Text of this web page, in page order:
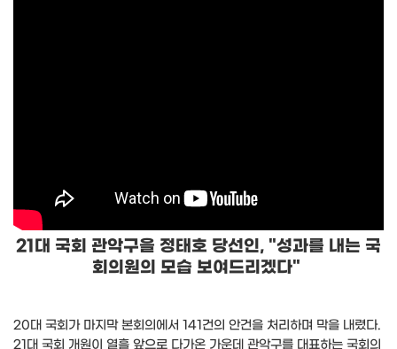
21대 국회 관악구을 정태호 당선인, "성과를 내는 국
회의원의 모습 보여드리겠다"
20대 국회가 마지막 본회의에서 141 건의 안건을 처리하며 막을 내렸다.
21 대 국회 개원이 열흘 앞으로 다가온 가운데 관악구를 대표하는 국회의